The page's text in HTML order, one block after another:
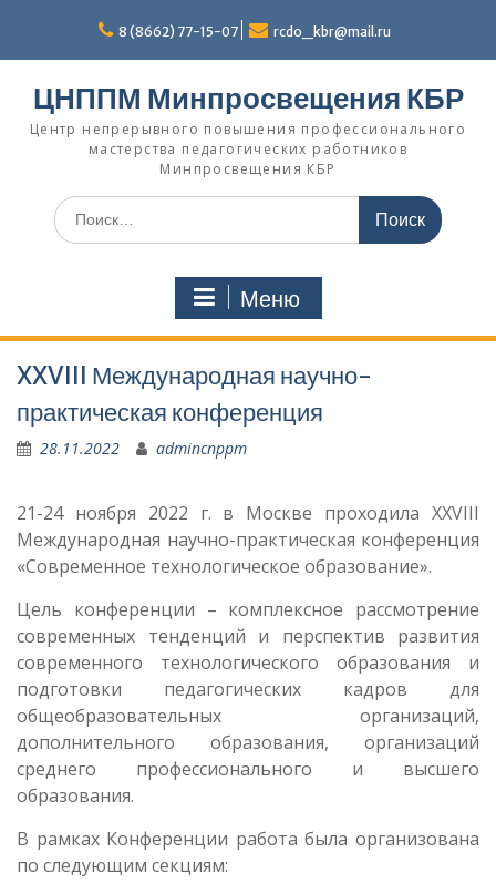
содержимому
8 (8662) 77-15-07 rcdo_kbr@mail.ru
ЦНППМ Минпросвещения КБР
Центр непрерывного повышения профессионального
мастерства педагогических работников
Минпросвещения КБР
Искать:
Меню
XXVIII Международная научно-
практическая конференция
28.11.2022 admincnppm
21-24 ноября 2022 г. в Москве проходила XXVIII
Международная научно-практическая конференция
«Современное технологическое образование».
Цель конференции – комплексное рассмотрение
современных тенденций и перспектив развития
современного технологического образования и
подготовки педагогических кадров для
общеобразовательных организаций,
дополнительного образования, организаций
среднего профессионального и высшего
образования.
В рамках Конференции работа была организована
по следующим секциям: